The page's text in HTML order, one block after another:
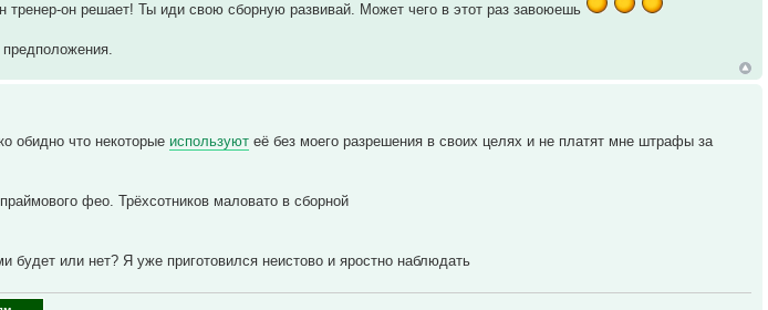
тренер-он решает! Ты иди свою сборную развивай. Может чего в этот раз завоюешь
обидно что некоторые используют её без моего разрешения в своих целях и не платят мне штрафы за
фео. Трёхсотников маловато в сборной
или нет? Я уже приготовился неистово и яростно наблюдать